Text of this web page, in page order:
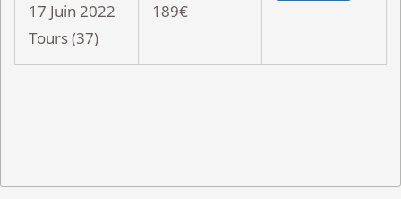
17 Juin 2022
Tours (37)
189€